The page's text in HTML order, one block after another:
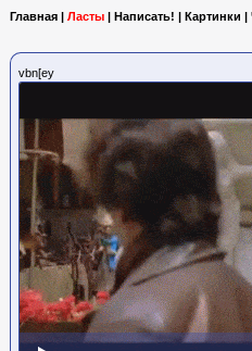
Главная | Ласты | Написать! | Картинки |
vbn[ey